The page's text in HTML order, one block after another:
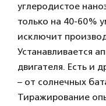
углеродистое
только на 40-60%
исключит
Устанавливается
двигателя. Есть и
– от солнечных
Тиражирование